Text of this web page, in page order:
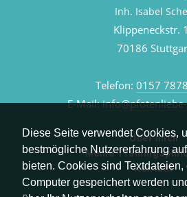
Diese Seite verwendet Cookies,
bestmögliche Nutzererfahrung
bieten. Cookies sind Textdateien,
Computer gespeichert werden
Inh. Isabel
Klippeneckstr.
70186
Telefon: 0157
E-Mail:
Über mich
Meine
Kontakt